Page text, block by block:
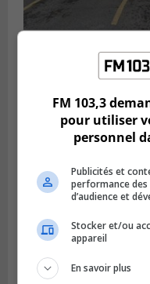
Publié le 2 août 2026 à
Rappel de
FM 103,3
pour utiliser
personnel
Publicités et
performance
d’audience et
Stocker et/ou
appareil
En savoir plus